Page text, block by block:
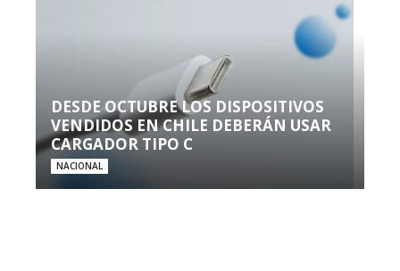
DESDE OCTUBRE LOS DISPOSITIVOS
VENDIDOS EN CHILE DEBERÁN USAR
CARGADOR TIPO C
NACIONAL